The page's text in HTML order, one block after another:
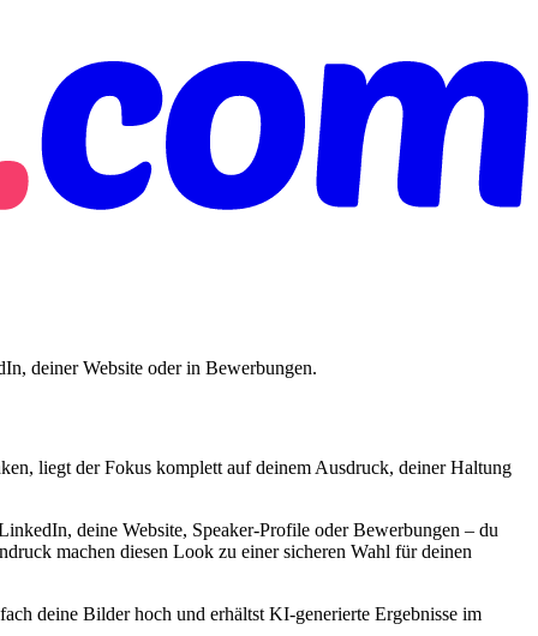
deiner Website oder in Bewerbungen.
liegt der Fokus komplett auf deinem Ausdruck, deiner Haltung
deine Website, Speaker-Profile oder Bewerbungen – du
machen diesen Look zu einer sicheren Wahl für deinen
deine Bilder hoch und erhältst KI-generierte Ergebnisse im